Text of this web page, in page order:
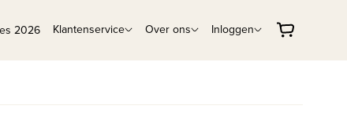
2026 Klantenservice Over ons Inloggen